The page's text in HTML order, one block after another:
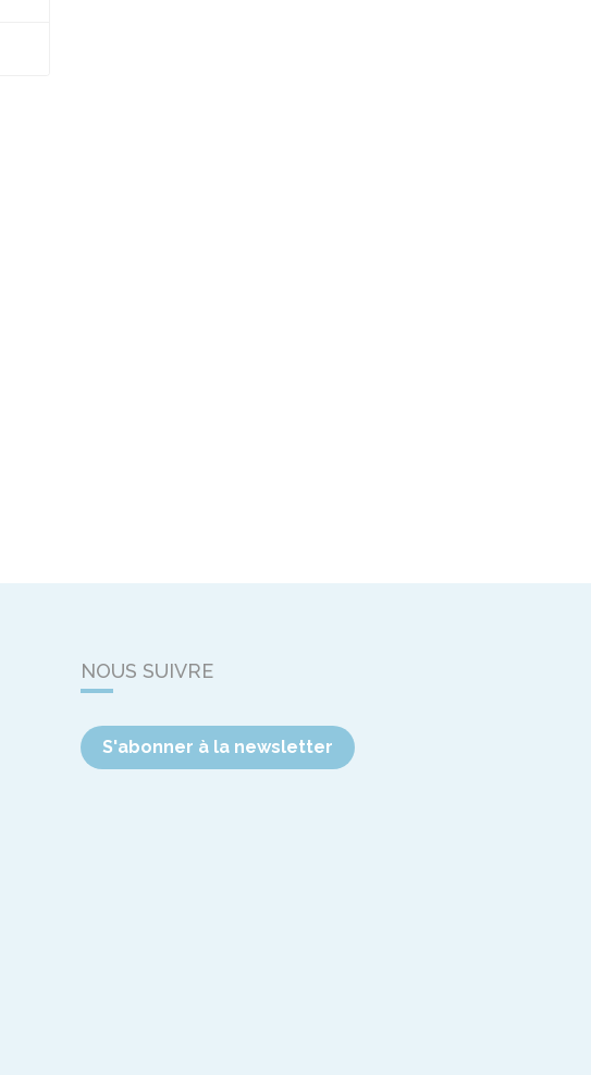
NOUS SUIVRE
S'abonner à la newsletter